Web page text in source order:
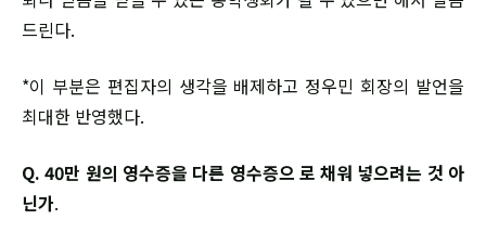
드린다.
*이 부분은 편집자의 생각을 배제하고 정우민 회장의 발언을
최대한 반영했다.
Q. 40만 원의 영수증을 다른 영수증으 로 채워 넣으려는 것 아
닌가.